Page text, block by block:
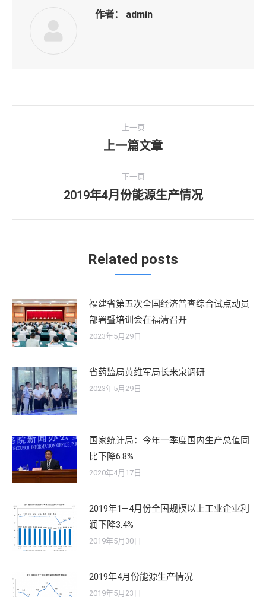
作者： admin
上一页
上
文
章：
上一篇文章
下一页
下
2019年4月份能源生产情况
Related posts
福建省第五次全国经济普查综合试点动员
部署暨培训会在福清召开
2023年5月29日
省药监局黄维军局长来泉调研
2023年5月29日
国家统计局：今年一季度国内生产总值同
比下降6.8%
2020年4月17日
2019年1—4月份全国规模以上工业企业利
润下降3.4%
2019年5月30日
2019年4月份能源生产情况
2019年5月23日